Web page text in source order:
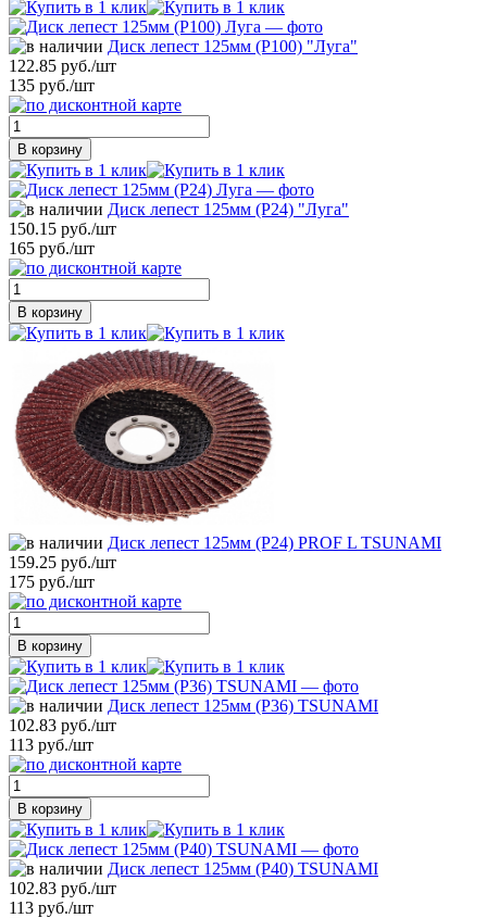
Диск лепест 125мм (Р100) "Луга"
122.85 руб./шт
135 руб./шт
В корзину
Диск лепест 125мм (Р24) "Луга"
150.15 руб./шт
165 руб./шт
В корзину
Диск лепест 125мм (Р24) PROF L TSUNAMI
159.25 руб./шт
175 руб./шт
В корзину
Диск лепест 125мм (Р36) TSUNAMI
102.83 руб./шт
113 руб./шт
В корзину
Диск лепест 125мм (Р40) TSUNAMI
102.83 руб./шт
113 руб./шт